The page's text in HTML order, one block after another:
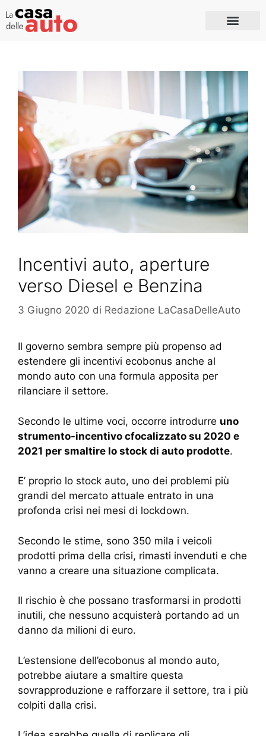
Incentivi auto, aperture
verso Diesel e Benzina
3 Giugno 2020 di Redazione LaCasaDelleAuto
Il governo sembra sempre più propenso ad
estendere gli incentivi ecobonus anche al
mondo auto con una formula apposita per
rilanciare il settore.
Secondo le ultime voci, occorre introdurre uno
strumento-incentivo cfocalizzato su 2020 e
2021 per smaltire lo stock di auto prodotte.
E’ proprio lo stock auto, uno dei problemi più
grandi del mercato attuale entrato in una
profonda crisi nei mesi di lockdown.
Secondo le stime, sono 350 mila i veicoli
prodotti prima della crisi, rimasti invenduti e che
vanno a creare una situazione complicata.
Il rischio è che possano trasformarsi in prodotti
inutili, che nessuno acquisterà portando ad un
danno da milioni di euro.
L’estensione dell’ecobonus al mondo auto,
potrebbe aiutare a smaltire questa
sovrapproduzione e rafforzare il settore, tra i più
colpiti dalla crisi.